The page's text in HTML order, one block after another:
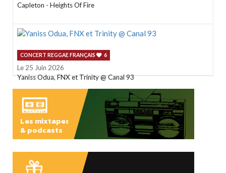
Capleton - Heights Of Fire
CONCERT REGGAE FRANÇAIS 6
Le 25 Juin 2026
Yaniss Odua, FNX et Trinity @ Canal 93
Les mixtapes
& podcasts